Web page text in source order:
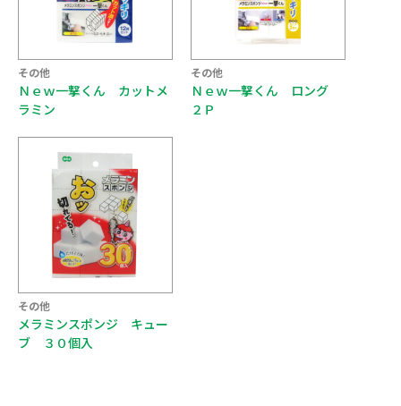
その他
Ｎｅｗ一撃くん カットメ
ラミン
その他
Ｎｅｗ一撃くん ロング
２Ｐ
その他
メラミンスポンジ キュー
ブ ３０個入